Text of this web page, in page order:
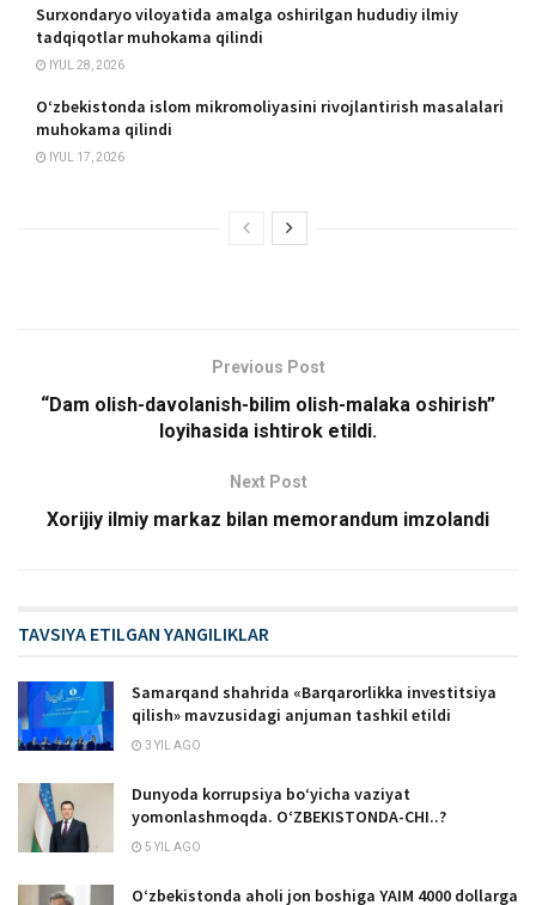
Surxondaryo viloyatida amalga oshirilgan hududiy ilmiy
tadqiqotlar muhokama qilindi
IYUL 28, 2026
O‘zbekistonda islom mikromoliyasini rivojlantirish masalalari
muhokama qilindi
IYUL 17, 2026
Previous Post
“Dam olish-davolanish-bilim olish-malaka oshirish”
loyihasida ishtirok etildi.
Next Post
Xorijiy ilmiy markaz bilan memorandum imzolandi
TAVSIYA ETILGAN YANGILIKLAR
Samarqand shahrida «Barqarorlikka investitsiya
qilish» mavzusidagi anjuman tashkil etildi
3 YIL AGO
Dunyoda korrupsiya bo‘yicha vaziyat
yomonlashmoqda. O‘ZBEKISTONDA-CHI..?
5 YIL AGO
O‘zbekistonda aholi jon boshiga YAIM 4000 dollarga